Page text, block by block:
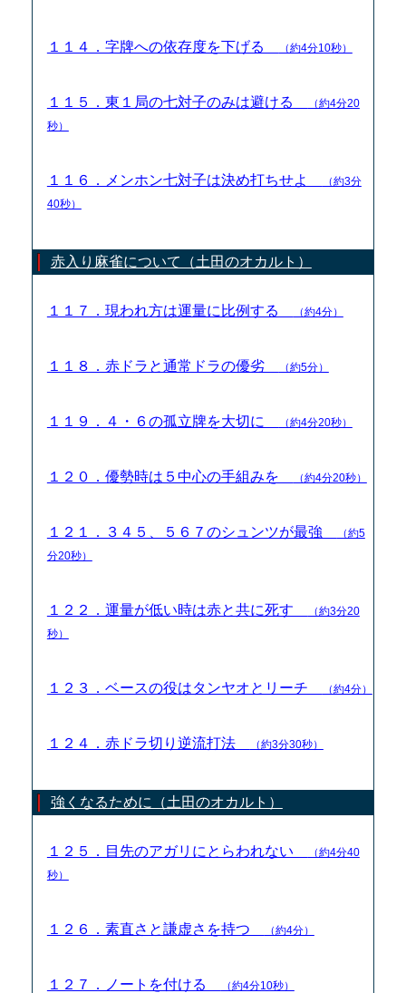
１１４．字牌への依存度を下げる （約4分10秒）
１１５．東１局の七対子のみは避ける
（約4分20
秒）
１１６．メンホン七対子は決め打ちせよ
（約3分
40秒）
赤入り麻雀について（土田のオカルト）
１１７．現われ方は運量に比例する （約4分）
１１８．赤ドラと通常ドラの優劣 （約5分）
１１９．４・６の孤立牌を大切に （約4分20秒）
１２０．優勢時は５中心の手組みを （約4分20秒）
１２１．３４５、５６７のシュンツが最強
（約5
分20秒）
１２２．運量が低い時は赤と共に死す
（約3分20
秒）
１２３．ベースの役はタンヤオとリーチ （約4分）
１２４．赤ドラ切り逆流打法 （約3分30秒）
強くなるために（土田のオカルト）
１２５．目先のアガリにとらわれない
（約4分40
秒）
１２６．素直さと謙虚さを持つ （約4分）
１２７．ノートを付ける （約4分10秒）